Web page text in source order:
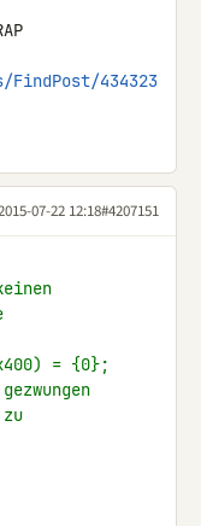
434323
07-22 12:18#4207151
= {0};